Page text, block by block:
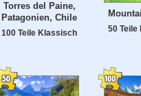
Torres del Paine,
Patagonien, Chile
100 Teile Klassisch 50